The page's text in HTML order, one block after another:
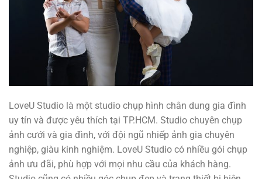
LoveU Studio là một studio chụp hình chân dung gia đình
uy tín và được yêu thích tại TP.HCM. Studio chuyên chụp
ảnh cưới và gia đình, với đội ngũ nhiếp ảnh gia chuyên
nghiệp, giàu kinh nghiệm. LoveU Studio có nhiều gói chụp
ảnh ưu đãi, phù hợp với mọi nhu cầu của khách hàng.